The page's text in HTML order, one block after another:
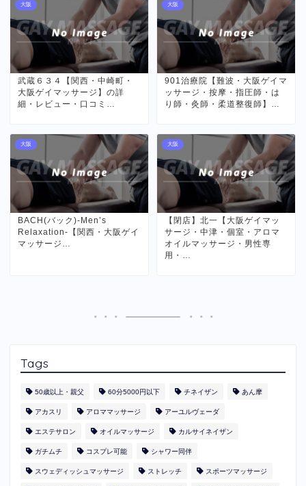
大阪
武蔵６３４【関西・中崎町・
大阪ゲイマッサージ】の詳
細・レビュー・口コミ…
大阪
901治療院【難波・大阪ゲイマ
ッサージ・按摩・指圧師・は
り師・灸師・柔道整復師】…
大阪
BACH(バック)-Men’s
Relaxation-【関西・大阪ゲイ
マッサージ…
大阪
【閉店】北一【大阪ゲイマッ
サージ・中津・個室・アロマ
オイルマッサージ・男性専
用・…
Tags
50歳以上・親父 60分5000円以下 ​チネイザン あん摩
アカスリ アロママッサージ アーユルヴェーダ
エステサロン オイルマッサージ カルサイネイザン
ガチムチ コスプレ可能 シャワー同伴
スウェディッシュマッサージ ストレッチ スポーツマッサージ